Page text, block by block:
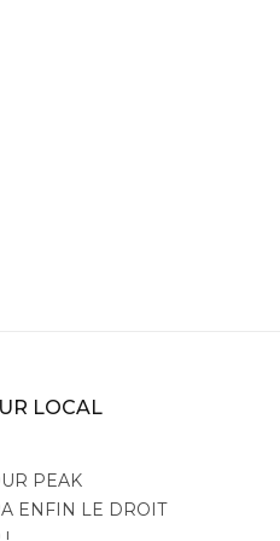
LOCAL
PEAK
ENFIN LE DROIT